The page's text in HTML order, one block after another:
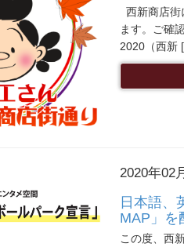
西新商店街
ます。ご確
2020（西新
2020年02
日本語、
MAP」を
この度、西